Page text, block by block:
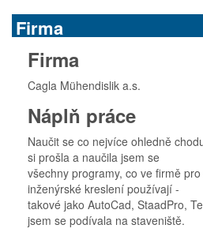
Firma
Firma
Cagla Mühendislik a.s.
Náplň práce
Naučit se co nejvíce ohledně
si prošla a naučila jsem se
všechny programy, co ve firmě
inženýrské kreslení používají -
takové jako AutoCad, StaadPro,
jsem se podívala na staveniště.